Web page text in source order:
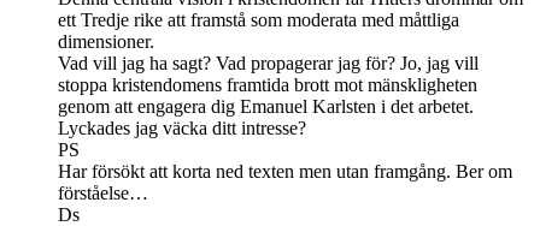
ett Tredje rike att framstå som moderata med måttliga
dimensioner.
Vad vill jag ha sagt? Vad propagerar jag för? Jo, jag vill
stoppa kristendomens framtida brott mot mänskligheten
genom att engagera dig Emanuel Karlsten i det arbetet.
Lyckades jag väcka ditt intresse?
PS
Har försökt att korta ned texten men utan framgång. Ber om
förståelse…
Ds